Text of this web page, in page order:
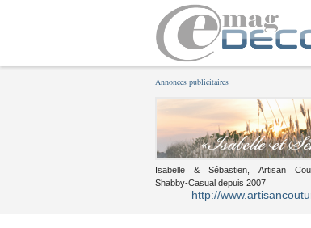
Annonces publicitaires
Isabelle & Sébastien, Artisan
Shabby-Casual depuis 2007
http://